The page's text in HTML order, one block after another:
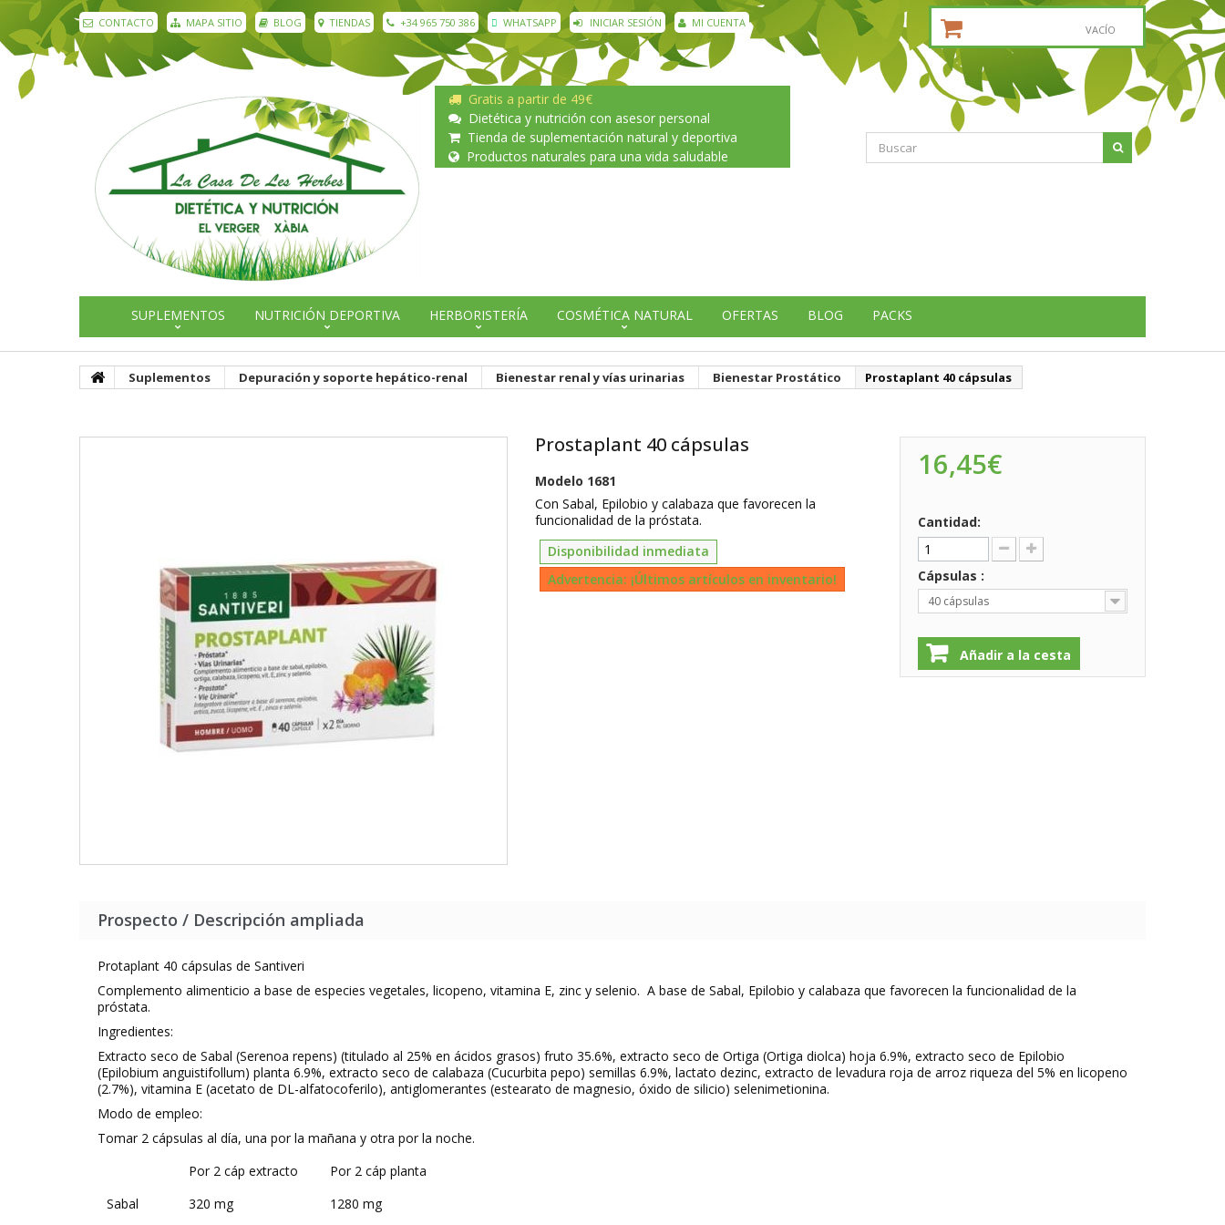
VACÍO
CONTACTO MAPA SITIO BLOG TIENDAS +34 965 750 386 WHATSAPP INICIAR SESIÓN MI CUENTA
Gratis a partir de 49€
Dietética y nutrición con asesor personal
Tienda de suplementación natural y deportiva
Productos naturales para una vida saludable
SUPLEMENTOS NUTRICIÓN DEPORTIVA HERBORISTERÍA COSMÉTICA NATURAL OFERTAS BLOG PACKS
Suplementos Depuración y soporte hepático-renal Bienestar renal y vías urinarias Bienestar Prostático Prostaplant 40 cápsulas
Prostaplant 40 cápsulas
Modelo 1681
Con Sabal, Epilobio y calabaza que favorecen la
funcionalidad de la próstata.
Disponibilidad inmediata
Advertencia: ¡Últimos artículos en inventario!
16,45€
Cantidad:
Cápsulas :
40 cápsulas
Añadir a la cesta
Prospecto / Descripción ampliada
Protaplant 40 cápsulas de Santiveri
Complemento alimenticio a base de especies vegetales, licopeno, vitamina E, zinc y selenio. A base de Sabal, Epilobio y calabaza que favorecen la funcionalidad de la
próstata.
Ingredientes:
Extracto seco de Sabal (Serenoa repens) (titulado al 25% en ácidos grasos) fruto 35.6%, extracto seco de Ortiga (Ortiga diolca) hoja 6.9%, extracto seco de Epilobio
(Epilobium anguistifollum) planta 6.9%, extracto seco de calabaza (Cucurbita pepo) semillas 6.9%, lactato dezinc, extracto de levadura roja de arroz riqueza del 5% en licopeno
(2.7%), vitamina E (acetato de DL-alfatocoferilo), antiglomerantes (estearato de magnesio, óxido de silicio) selenimetionina.
Modo de empleo:
Tomar 2 cápsulas al día, una por la mañana y otra por la noche.
Por 2 cáp extracto
Por 2 cáp planta
Sabal
320 mg 1280 mg